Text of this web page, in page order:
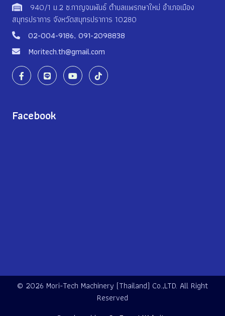
940/1 ม.2 ซ.กาญจนพันธ์ ตำบลแพรกษาใหม่ อำเภอเมือง
สมุทรปราการ จังหวัดสมุทรปราการ 10280
02-004-9186, 091-2098838
Moritech.th@gmail.com
Facebook
© 2026 Mori-Tech Machinery (Thailand) Co.,LTD. All Right
Reserved